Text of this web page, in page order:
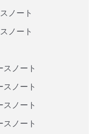
ノート
ノート
スノート
スノート
スノート
スノート